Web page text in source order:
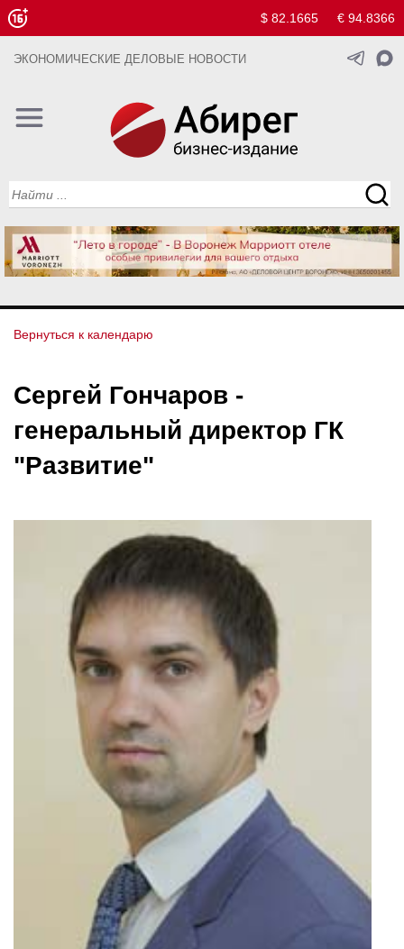
$ 82.1665 € 94.8366
ЭКОНОМИЧЕСКИЕ ДЕЛОВЫЕ НОВОСТИ
Вернуться к календарю
Сергей Гончаров -
генеральный директор ГК
"Развитие"